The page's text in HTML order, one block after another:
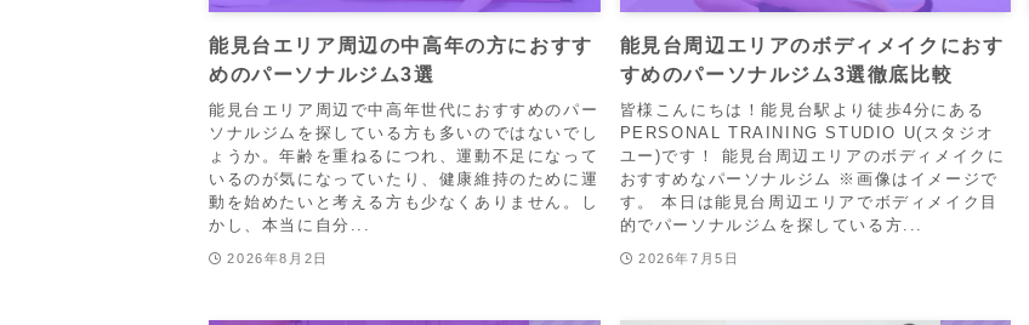
能見台エリア周辺の中高年の方におすす
めのパーソナルジム3選
能見台エリア周辺で中高年世代におすすめのパー
ソナルジムを探している方も多いのではないでし
ょうか。年齢を重ねるにつれ、運動不足になって
いるのが気になっていたり、健康維持のために運
動を始めたいと考える方も少なくありません。し
かし、本当に自分...
2026年8月2日
能見台周辺エリアのボディメイクにおす
すめのパーソナルジム3選徹底比較
皆様こんにちは！能見台駅より徒歩4分にある
PERSONAL TRAINING STUDIO U(スタジオ
ユー)です！ 能見台周辺エリアのボディメイクに
おすすめなパーソナルジム ※画像はイメージで
す。 本日は能見台周辺エリアでボディメイク目
的でパーソナルジムを探している方...
2026年7月5日